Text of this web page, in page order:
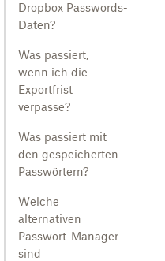
Dropbox Passwords-
Daten?
Was passiert,
wenn ich die
Exportfrist
verpasse?
Was passiert mit
den gespeicherten
Passwörtern?
Welche
alternativen
Passwort-Manager
sind